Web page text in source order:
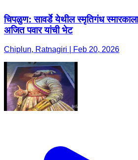
चिपळुण: सावर्डे येथील स्मृतिगंध
अजित पवार यांची भेट
Chiplun, Ratnagiri | Feb 20, 2026